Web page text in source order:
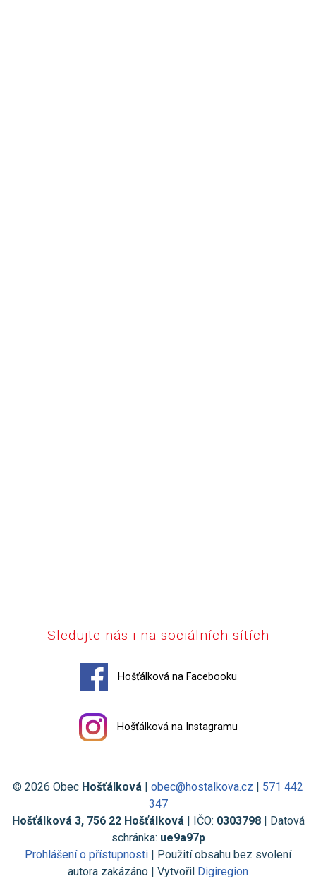
Sledujte nás i na sociálních sítích
Hošťálková na Facebooku
Hošťálková na Instagramu
© 2026 Obec Hošťálková obec@hostalkova.cz
571 442
347
Hošťálková 3, 756 22 Hošťálková| IČO: 0303798| Datová
schránka: ue9a97p
Prohlášení o přístupnosti | Použití obsahu bez svolení
autora zakázáno | Vytvořil Digiregion